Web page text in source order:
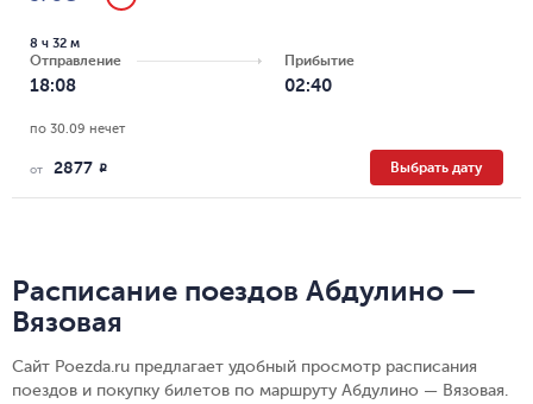
Отправление
18:08
8 ч 32 м
Прибытие
02:40
по 30.09 нечет
от 2877 R Выбрать дату
Расписание поездов Абдулино —
Вязовая
Сайт Poezda.ru предлагает удобный просмотр расписания
поездов и покупку билетов по маршруту Абдулино — Вязовая.